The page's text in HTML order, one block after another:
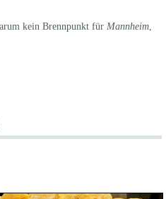
kein Brennpunkt für Mannheim